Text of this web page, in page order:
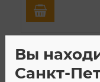
Вы
Санкт-